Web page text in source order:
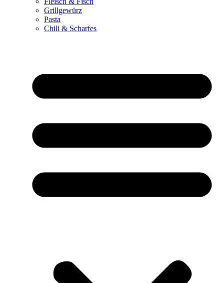
Grillgewürz
Pasta
Chili & Scharfes